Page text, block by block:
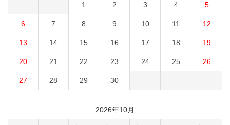
1 2 3 4 5
6 7 8 9 10 11 12
13 14 15 16 17 18 19
20 21 22 23 24 25 26
27 28 29 30
2026年10月